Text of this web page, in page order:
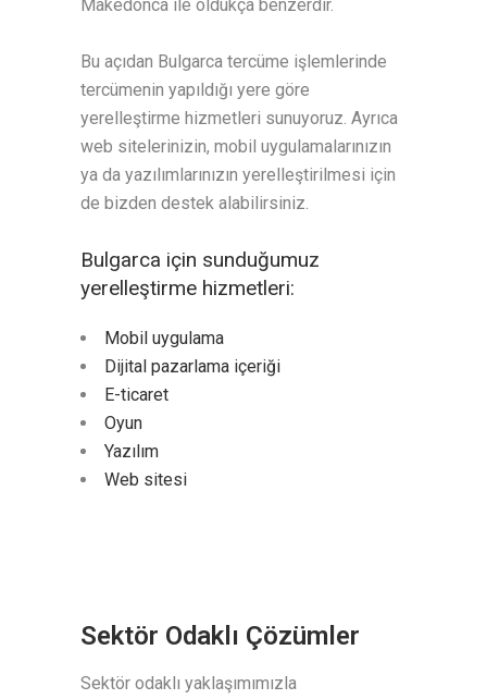
Makedonca ile oldukça benzerdir.
Bu açıdan Bulgarca tercüme işlemlerinde
tercümenin yapıldığı yere göre
yerelleştirme hizmetleri sunuyoruz. Ayrıca
web sitelerinizin, mobil uygulamalarınızın
ya da yazılımlarınızın yerelleştirilmesi için
de bizden destek alabilirsiniz.
Bulgarca için sunduğumuz
yerelleştirme hizmetleri:
Mobil uygulama
Dijital pazarlama içeriği
E-ticaret
Oyun
Yazılım
Web sitesi
Sektör Odaklı Çözümler
Sektör odaklı yaklaşımımızla